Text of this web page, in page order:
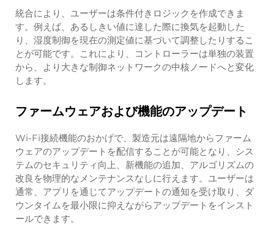
統合により、ユーザーは条件付きロジックを作成できま
す。例えば、あるしきい値に達した際に換気を起動した
り、湿度制御を現在の測定値に基づいて調整したりするこ
とが可能です。これにより、コントローラーは単独の装置
から、より大きな制御ネットワークの中核ノードへと変化
します。
ファームウェアおよび機能のアップデート
Wi-Fi接続機能のおかげで、製造元は遠隔地からファーム
ウェアのアップデートを配信することが可能となり、シス
テムのセキュリティ向上、新機能の追加、アルゴリズムの
改良を物理的なメンテナンスなしに行えます。ユーザーは
通常、アプリを通じてアップデートの通知を受け取り、ダ
ウンタイムを最小限に抑えながらアップデートをインスト
ールできます。